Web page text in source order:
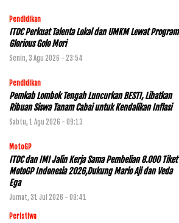
Pendidikan
ITDC Perkuat Talenta Lokal dan UMKM Lewat Program
Glorious Golo Mori
Senin, 3 Agu 2026 - 23:54
Pendidikan
Pemkab Lombok Tengah Luncurkan BESTI, Libatkan
Ribuan Siswa Tanam Cabai untuk Kendalikan Inflasi
Sabtu, 1 Agu 2026 - 09:13
MotoGP
ITDC dan IMI Jalin Kerja Sama Pembelian 8.000 Tiket
MotoGP Indonesia 2026,Dukung Mario Aji dan Veda
Ega
Jumat, 31 Jul 2026 - 09:41
Peristiwa